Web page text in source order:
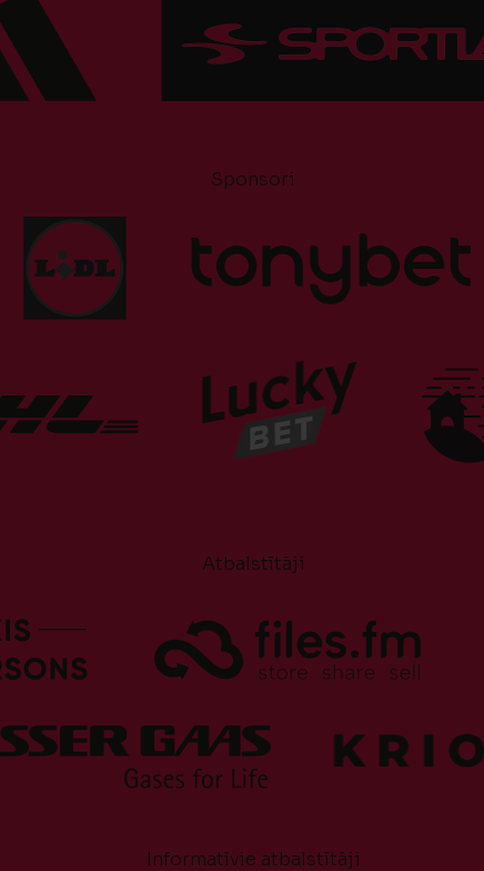
Sponsori
Atbalstītāji
Informatīvie atbalstītāji